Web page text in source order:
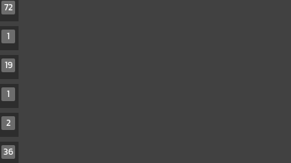
72
1
19
1
2
36